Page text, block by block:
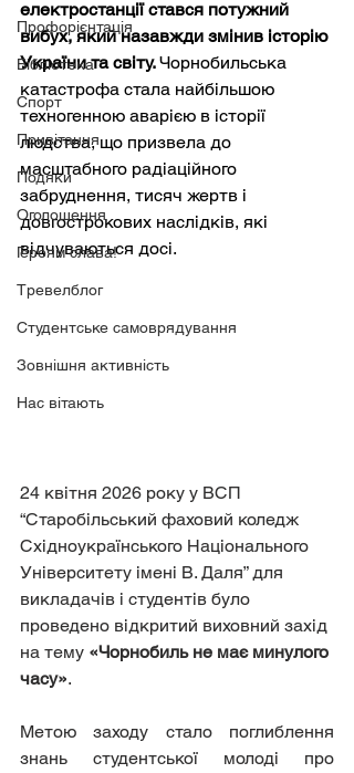
Профорієнтація
Бібліотека
Спорт
Привітання
Подяки
Оголошення
Героям слава!
Тревелблог
Студентське самоврядування
Зовнішня активність
Нас вітають
електростанції стався потужний
вибух, який назавжди змінив історію
України та світу. Чорнобильська
катастрофа стала найбільшою
техногенною аварією в історії
людства, що призвела до
масштабного радіаційного
забруднення, тисяч жертв і
довгострокових наслідків, які
відчуваються досі.
24 квітня 2026 року у ВСП
“Старобільський фаховий коледж
Східноукраїнського Національного
Університету імені В. Даля” для
викладачів і студентів було
проведено відкритий виховний захід
на тему «Чорнобиль не має минулого
часу».
Метою заходу стало поглиблення
знань студентської молоді про